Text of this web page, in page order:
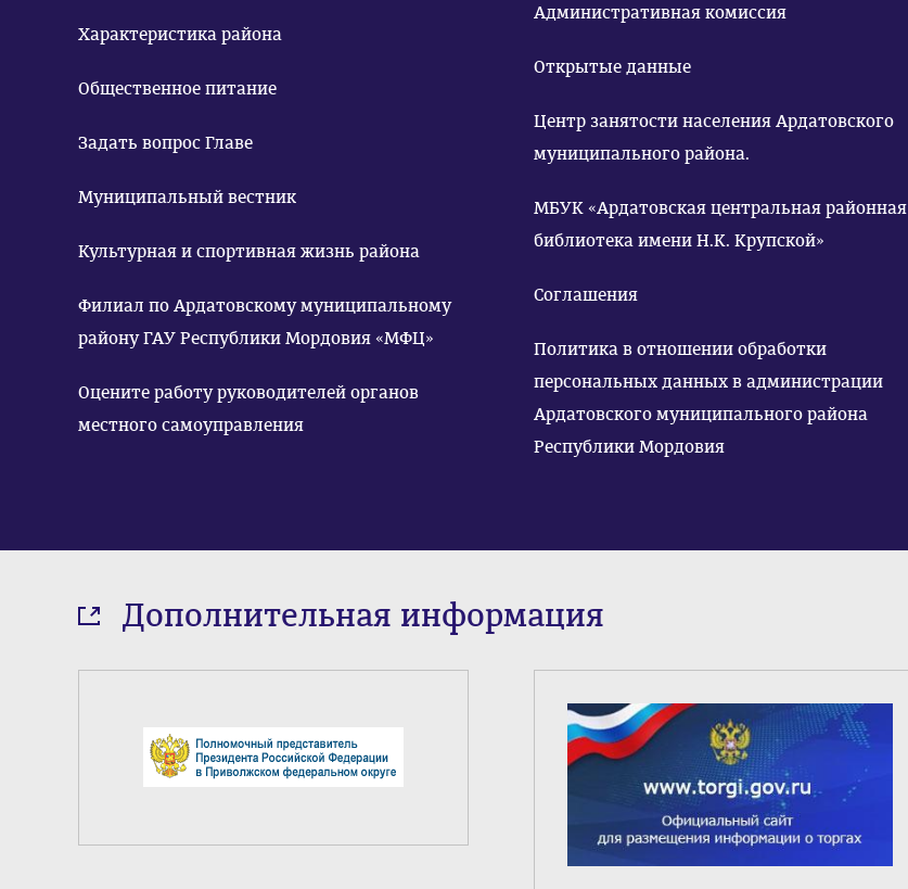
Характеристика района
Общественное питание
Задать вопрос Главе
Муниципальный вестник
Культурная и спортивная жизнь района
Филиал по Ардатовскому муниципальному
району ГАУ Республики Мордовия «МФЦ»
Оцените работу руководителей органов
местного самоуправления
Административная комиссия
Открытые данные
Центр занятости населения Ардатовского
муниципального района.
МБУК «Ардатовская центральная районная
библиотека имени Н.К. Крупской»
Соглашения
Политика в отношении обработки
персональных данных в администрации
Ардатовского муниципального района
Республики Мордовия
Дополнительная информация